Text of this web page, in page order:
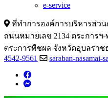
e-service
ที่ทำการองค์การบริหารส่ว
ถนนหมายเลข 2134 ตระการฯ
ตระการพืชผล จังหวัดอุบลราช
4542-9561
saraban-nasamai-